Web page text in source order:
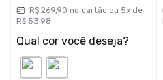
R$ 269,90 no cartão ou 5x de
R$ 53,98
Qual cor você deseja?